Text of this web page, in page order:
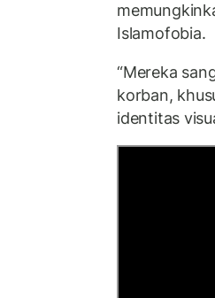
Islamofobia.
“Mereka
korban,
identitas